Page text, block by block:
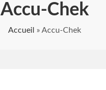
Accu-Chek
Accueil » Accu-Chek